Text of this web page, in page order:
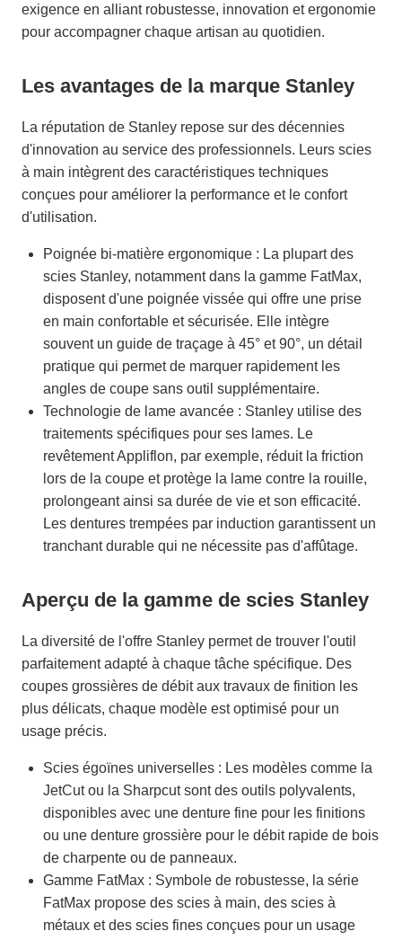
exigence en alliant robustesse, innovation et ergonomie
pour accompagner chaque artisan au quotidien.
Les avantages de la marque Stanley
La réputation de Stanley repose sur des décennies
d'innovation au service des professionnels. Leurs scies
à main intègrent des caractéristiques techniques
conçues pour améliorer la performance et le confort
d'utilisation.
Poignée bi-matière ergonomique : La plupart des
scies Stanley, notamment dans la gamme FatMax,
disposent d'une poignée vissée qui offre une prise
en main confortable et sécurisée. Elle intègre
souvent un guide de traçage à 45° et 90°, un détail
pratique qui permet de marquer rapidement les
angles de coupe sans outil supplémentaire.
Technologie de lame avancée : Stanley utilise des
traitements spécifiques pour ses lames. Le
revêtement Appliflon, par exemple, réduit la friction
lors de la coupe et protège la lame contre la rouille,
prolongeant ainsi sa durée de vie et son efficacité.
Les dentures trempées par induction garantissent un
tranchant durable qui ne nécessite pas d'affûtage.
Aperçu de la gamme de scies Stanley
La diversité de l'offre Stanley permet de trouver l'outil
parfaitement adapté à chaque tâche spécifique. Des
coupes grossières de débit aux travaux de finition les
plus délicats, chaque modèle est optimisé pour un
usage précis.
Scies égoïnes universelles : Les modèles comme la
JetCut ou la Sharpcut sont des outils polyvalents,
disponibles avec une denture fine pour les finitions
ou une denture grossière pour le débit rapide de bois
de charpente ou de panneaux.
Gamme FatMax : Symbole de robustesse, la série
FatMax propose des scies à main, des scies à
métaux et des scies fines conçues pour un usage